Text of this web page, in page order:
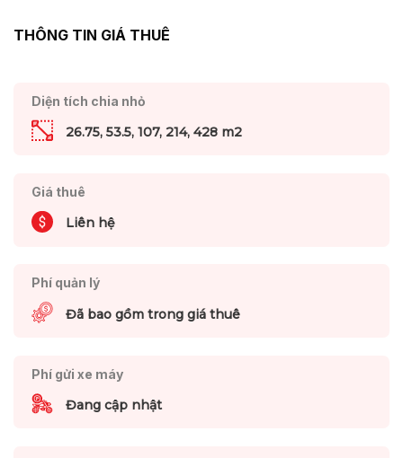
THÔNG TIN GIÁ THUÊ
Diện tích chia nhỏ
26.75, 53.5, 107, 214, 428 m2
Giá thuê
Liên hệ
Phí quản lý
Đã bao gồm trong giá thuê
Phí gửi xe máy
Đang cập nhật